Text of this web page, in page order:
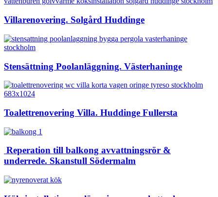
Villarenovering. Solgård Huddinge
Stensättning Poolanläggning. Västerhaninge
Toalettrenovering Villa. Huddinge Fullersta
Reperation till balkong avvattningsrör &
underrede. Skanstull Södermalm